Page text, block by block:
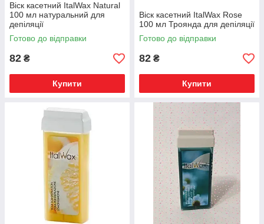
Віск касетний ItalWax Natural
100 мл натуральний для
депіляції
Готово до відправки
82 ₴
Купити
Віск касетний ItalWax Rose
100 мл Троянда для депіляції
Готово до відправки
82 ₴
Купити